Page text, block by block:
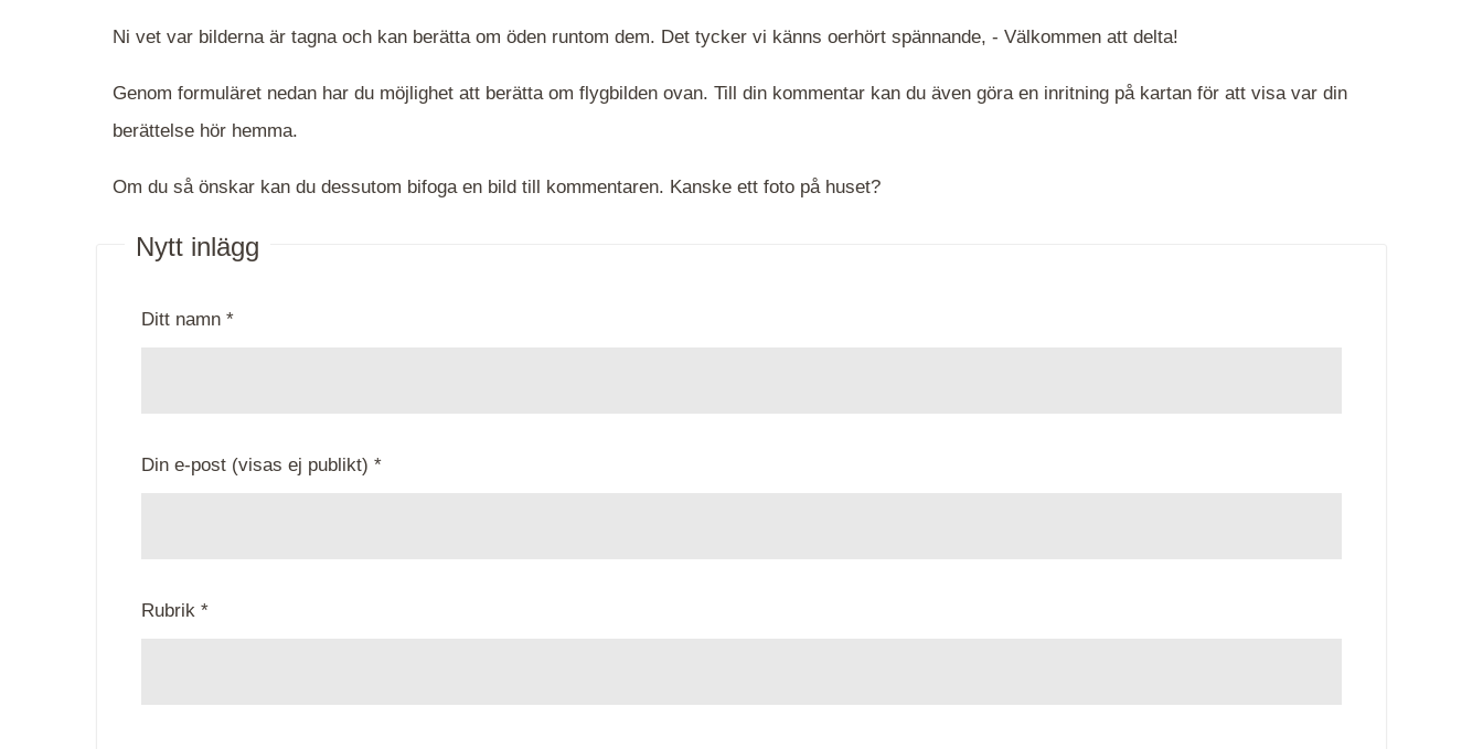
Ni vet var bilderna är tagna och kan berätta om öden runtom dem. Det tycker vi känns oerhört spännande, - Välkommen att delta!
Genom formuläret nedan har du möjlighet att berätta om flygbilden ovan. Till din kommentar kan du även göra en inritning på kartan för att visa var din
berättelse hör hemma.
Om du så önskar kan du dessutom bifoga en bild till kommentaren. Kanske ett foto på huset?
Nytt inlägg
Ditt namn *
Din e-post (visas ej publikt) *
Rubrik *